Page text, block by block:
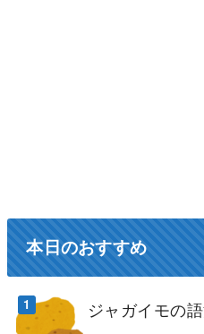
本日のおすすめ
ジャガイモの